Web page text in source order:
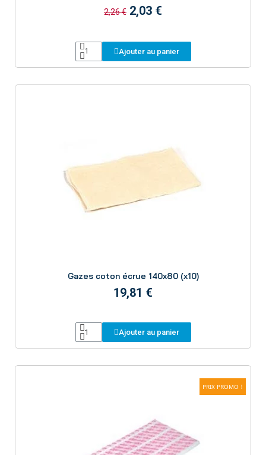
2,26 € 2,03 €
Ajouter au panier
Gazes coton écrue 140x80 (x10)
19,81 €
Ajouter au panier
PRIX PROMO !